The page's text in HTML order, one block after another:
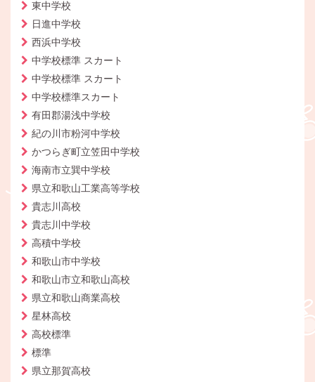
東中学校
日進中学校
西浜中学校
中学校標準 スカート
中学校標準 スカート
中学校標準スカート
有田郡湯浅中学校
紀の川市粉河中学校
かつらぎ町立笠田中学校
海南市立巽中学校
県立和歌山工業高等学校
貴志川高校
貴志川中学校
高積中学校
和歌山市中学校
和歌山市立和歌山高校
県立和歌山商業高校
星林高校
高校標準
標準
県立那賀高校